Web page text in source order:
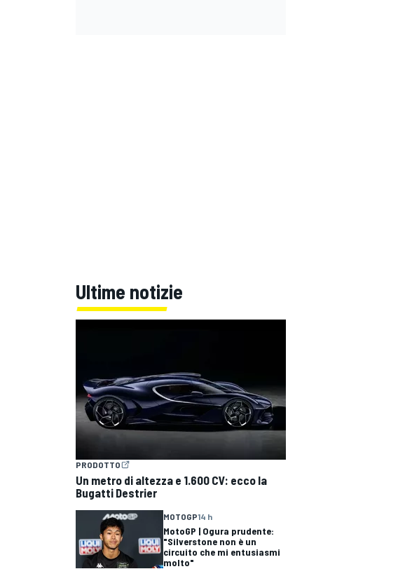
Ultime notizie
PRODOTTO
Un metro di altezza e 1.600 CV: ecco la
Bugatti Destrier
MOTOGP14 h
MotoGP | Ogura prudente:
"Silverstone non è un
circuito che mi entusiasmi
molto"